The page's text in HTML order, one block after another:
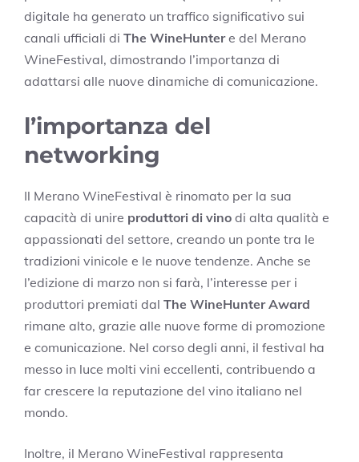
digitale ha generato un traffico significativo sui
canali ufficiali di The WineHuntere del Merano
WineFestival, dimostrando l’importanza di
adattarsi alle nuove dinamiche di comunicazione.
l’importanza del
networking
Il Merano WineFestival è rinomato per la sua
capacità di unire produttori di vino di alta qualità e
appassionati del settore, creando un ponte tra le
tradizioni vinicole e le nuove tendenze. Anche se
l’edizione di marzo non si farà, l’interesse per i
produttori premiati dal The WineHunter Award
rimane alto, grazie alle nuove forme di promozione
e comunicazione. Nel corso degli anni, il festival ha
messo in luce molti vini eccellenti, contribuendo a
far crescere la reputazione del vino italiano nel
mondo.
Inoltre, il Merano WineFestival rappresenta